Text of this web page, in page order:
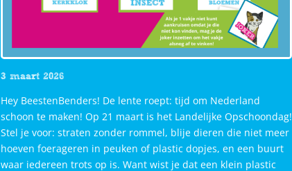
3 maart 2026
Hey BeestenBenders! De lente roept: tijd om Nederland
schoon te maken! Op 21 maart is het Landelijke Opschoondag!
Stel je voor: straten zonder rommel, blije dieren die niet meer
hoeven foerageren in peuken of plastic dopjes, en een buurt
waar iedereen trots op is. Want wist je dat een klein plastic